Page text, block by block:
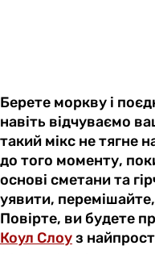
Берете моркву і
навіть відчуваємо
такий мікс не тягне
до того моменту,
основі сметани та
уявити,
Повірте, ви будете
Коул Слоуз